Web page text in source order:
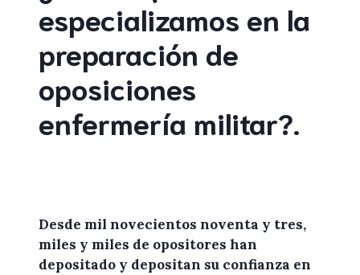
especializamos en la
preparación de
oposiciones
enfermería militar?.
Desde mil novecientos noventa y tres,
miles y miles de opositores han
depositado y depositan su confianza en